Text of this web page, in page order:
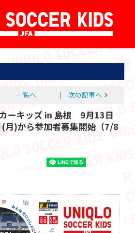
一覧へ │ 次の記事へ
ーキッズ in 島根 9月13日
)から参加者募集開始（7/8